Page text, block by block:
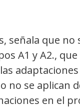
señala que
A1 y A2.,
no se aplican
en el